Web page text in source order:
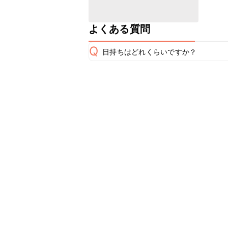
よくある質問
Q 日持ちはどれくらいですか？